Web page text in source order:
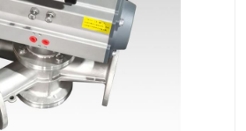
Y型球阀
气动球阀